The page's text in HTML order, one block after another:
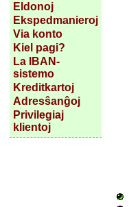
Eldonoj
Ekspedmanieroj
Via konto
Kiel pagi?
La IBAN-
sistemo
Kreditkartoj
Adresŝanĝoj
Privilegiaj
klientoj